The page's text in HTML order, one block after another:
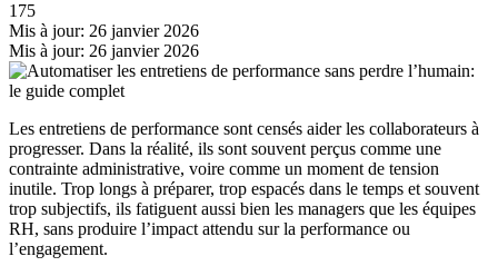
175
Mis à jour: 26 janvier 2026
Mis à jour: 26 janvier 2026
Les entretiens de performance sont censés aider les collaborateurs à
progresser. Dans la réalité, ils sont souvent perçus comme une
contrainte administrative, voire comme un moment de tension
inutile. Trop longs à préparer, trop espacés dans le temps et souvent
trop subjectifs, ils fatiguent aussi bien les managers que les équipes
RH, sans produire l’impact attendu sur la performance ou
l’engagement.